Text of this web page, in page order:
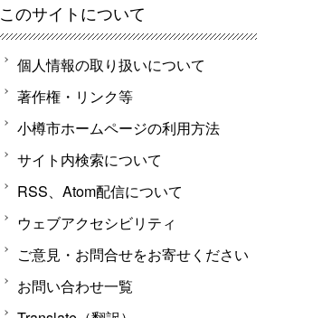
このサイトについて
個人情報の取り扱いについて
著作権・リンク等
小樽市ホームページの利用方法
サイト内検索について
RSS、Atom配信について
ウェブアクセシビリティ
ご意見・お問合せをお寄せください
お問い合わせ一覧